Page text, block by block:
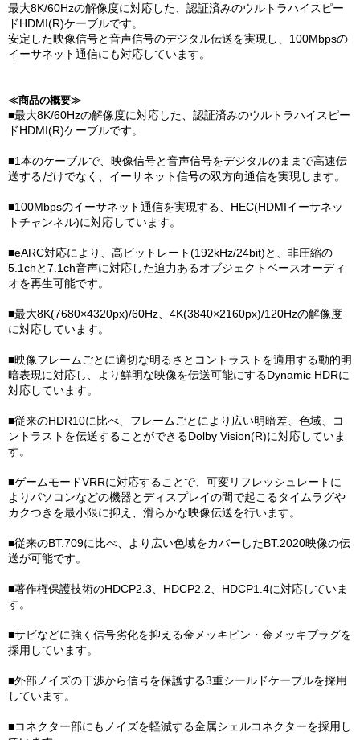
最大8K/60Hzの解像度に対応した、認証済みのウルトラハイスピー
ドHDMI(R)ケーブルです。
安定した映像信号と音声信号のデジタル伝送を実現し、100Mbpsの
イーサネット通信にも対応しています。
≪商品の概要≫
■最大8K/60Hzの解像度に対応した、認証済みのウルトラハイスピー
ドHDMI(R)ケーブルです。
■1本のケーブルで、映像信号と音声信号をデジタルのままで高速伝
送するだけでなく、イーサネット信号の双方向通信を実現します。
■100Mbpsのイーサネット通信を実現する、HEC(HDMIイーサネッ
トチャンネル)に対応しています。
■eARC対応により、高ビットレート(192kHz/24bit)と、非圧縮の
5.1chと7.1ch音声に対応した迫力あるオブジェクトベースオーディ
オを再生可能です。
■最大8K(7680×4320px)/60Hz、4K(3840×2160px)/120Hzの解像度
に対応しています。
■映像フレームごとに適切な明るさとコントラストを適用する動的明
暗表現に対応し、より鮮明な映像を伝送可能にするDynamic HDRに
対応しています。
■従来のHDR10に比べ、フレームごとにより広い明暗差、色域、コ
ントラストを伝送することができるDolby Vision(R)に対応していま
す。
■ゲームモードVRRに対応することで、可変リフレッシュレートに
よりパソコンなどの機器とディスプレイの間で起こるタイムラグや
カクつきを最小限に抑え、滑らかな映像伝送を行います。
■従来のBT.709に比べ、より広い色域をカバーしたBT.2020映像の伝
送が可能です。
■著作権保護技術のHDCP2.3、HDCP2.2、HDCP1.4に対応していま
す。
■サビなどに強く信号劣化を抑える金メッキピン・金メッキプラグを
採用しています。
■外部ノイズの干渉から信号を保護する3重シールドケーブルを採用
しています。
■コネクター部にもノイズを軽減する金属シェルコネクターを採用し